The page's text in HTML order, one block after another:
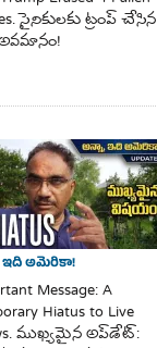
సైనికులకు ట్రంప్ చేసిన
ఇది అమెరికా!
Message: A
Hiatus to Live
ముఖ్యమైన అప్‌డేట్: